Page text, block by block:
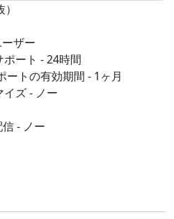
ザー
ート - 24時間
ートの有効期間 - 1ヶ月
ズ - ノー
- ノー